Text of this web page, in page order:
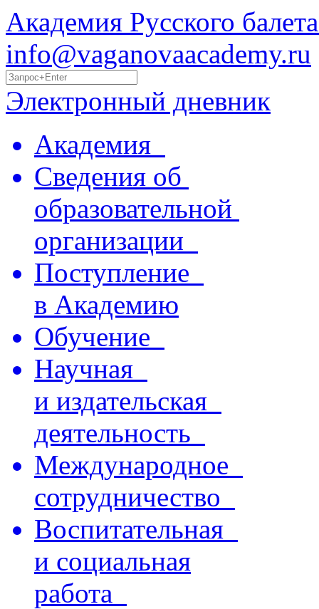
Академия Русского
info@vaganovaacademy.ru
Электронный дневник
Академия
Сведения об
образовательной
организации
Поступление
в Академию
Обучение
Научная
и издательская
деятельность
Международное
сотрудничество
Воспитательная
и социальная
работа